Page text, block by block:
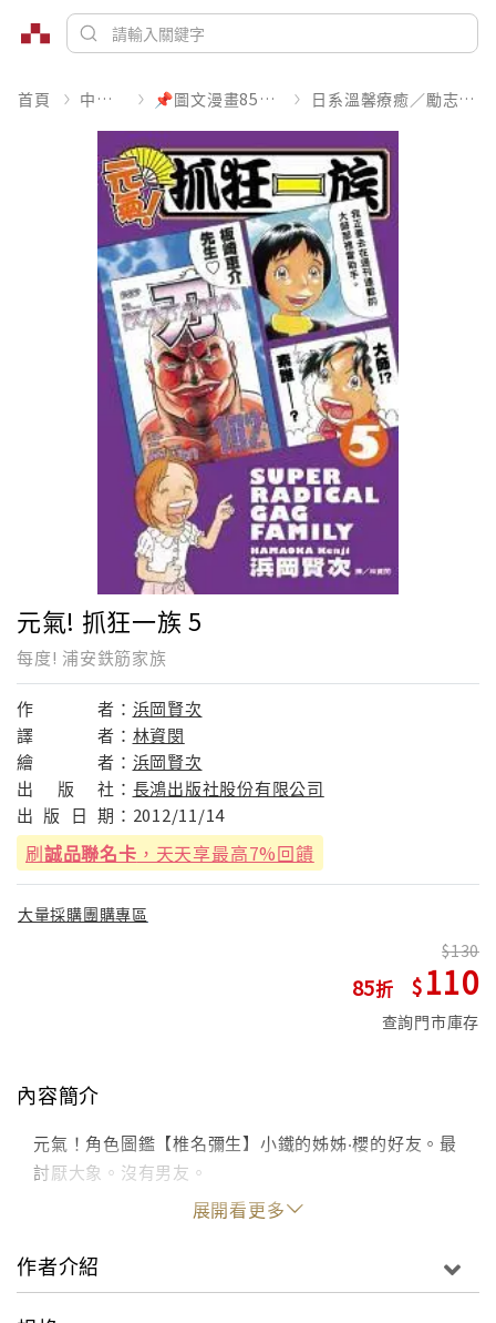
首頁 中文書 📌圖文漫畫85折起 日系溫馨療癒／勵志搞笑
元氣! 抓狂一族 5
每度! 浦安鉄筋家族
作 者： 浜岡賢次
譯
者： 林資閔
繪
者： 浜岡賢次
出
版 社： 長鴻出版社股份有限公司
出 版 日 期： 2012/11/14
刷誠品聯名卡 ，天天享最高7%回饋
大量採購團購專區
85
130
110
查詢門市庫存
內容簡介
元氣！角色圖鑑【椎名彌生】小鐵的姊姊‧櫻的好友。最
討厭大象。沒有男友。
展開看更多
作者介紹